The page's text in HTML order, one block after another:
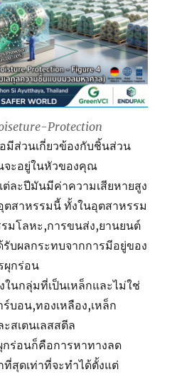
Protection
ส่วนเกี่ยวข้องกับชิ้นส่วน
จะอยู่ในหัวของคุณ
ละปีมันมีค่าความเสียหายสูง
สาหรรมนี้ ทั้งในอุตสาหรรม
มโลหะ,การขนส่ง,ยานยนต์
บผลกระทบจากการมีอยู่ของ
ผุกร่อน
นกลุ่มที่เป็นเหล็กและไม่ใช่
บอน,ทองเหลือง,เหล็ก
สเตนเลสสตีล
กร่อนก็คือการหาทางลด
สุดเท่าที่จะทำได้ตั้งแต่